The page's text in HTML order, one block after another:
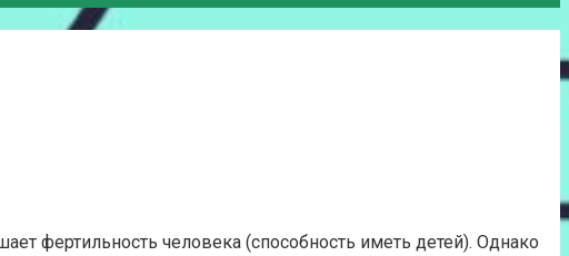
фертильность человека (способность иметь детей). Однако